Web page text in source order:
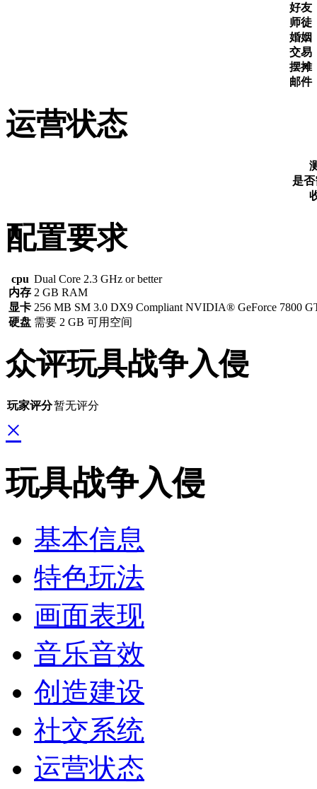
好友
师徒
婚姻
交易
摆摊
邮件
运营状态
是
配置要求
cpu Dual Core 2.3 GHz or better
内存 2 GB RAM
显卡 256 MB SM 3.0 DX9 Compliant NVIDIA® GeForce 7800
硬盘 需要 2 GB 可用空间
众评玩具战争入侵
玩家评分暂无评分
×
玩具战争入侵
基本信息
特色玩法
画面表现
音乐音效
创造建设
社交系统
运营状态